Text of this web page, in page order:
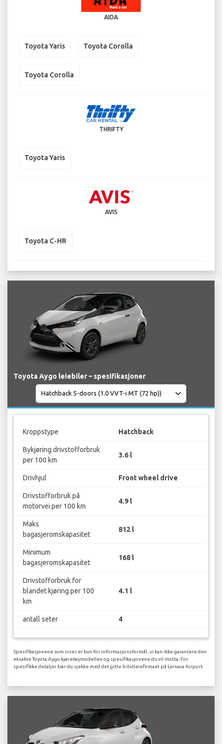
AIDA
Toyota Yaris Toyota Corolla
Toyota Corolla
THRIFTY
Toyota Yaris
AVIS
Toyota C-HR
Toyota Aygo leiebiler – spesifikasjoner
Kroppstype Hatchback
Bykjøring drivstofforbruk
per 100 km
3.6 l
Drivhjul Front wheel drive
Drivstofforbruk på
motorvei per 100 km
4.9 l
Maks
bagasjeromskapasitet
812 l
Minimum
bagasjeromskapasitet
168 l
Drivstofforbruk for
blandet kjøring per 100
km
4.1 l
antall seter 4
Spesifikasjonene som vises er kun for informasjonsformål, vi kan ikke garantere den
eksakte Toyota Aygo kjøretøymodellen og spesifikasjonene du vil motta. For
spesifikke detaljer bør du sjekke med det gitte bilutleiefirmaet på Larnaca Airport.